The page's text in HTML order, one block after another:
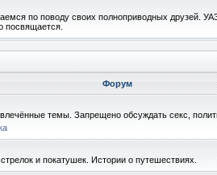
по поводу своих полноприводных друзей.
посвящается.
Форум
темы. Запрещено обсуждать секс,
и покатушек. Истории о путешествиях.